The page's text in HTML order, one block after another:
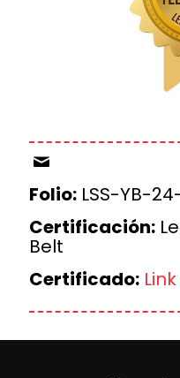
Folio: LSS-YB-
Certificación:
Belt
Certificado: